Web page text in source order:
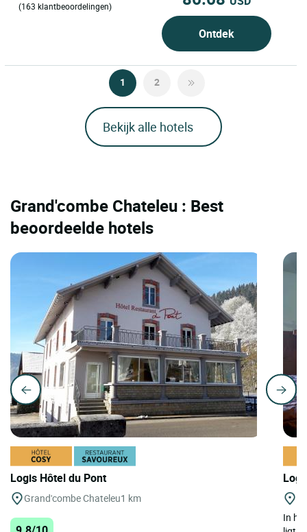
(163 klantbeoordelingen)
Ontdek
1 2
Bekijk alle hotels
Grand'combe Chateleu : Best
beoordeelde hotels
Logis Hôtel du Pont
Grand'combe Chateleu1 km
In